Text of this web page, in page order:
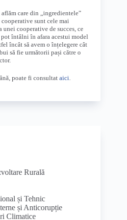
aflăm care din „ingredientele”
sunt cele mai
cooperative de succes, ce
întâlni în afara acestui model
încât să avem o înțelegere cât
să fie următorii pași către o
poate fi consultat aici
Rurală
și Tehnic
și Anticorupție
Climatice